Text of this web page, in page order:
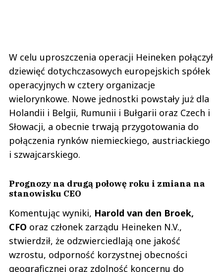
W celu uproszczenia operacji Heineken połączył
dziewięć dotychczasowych europejskich spółek
operacyjnych w cztery organizacje
wielorynkowe. Nowe jednostki powstały już dla
Holandii i Belgii, Rumunii i Bułgarii oraz Czech i
Słowacji, a obecnie trwają przygotowania do
połączenia rynków niemieckiego, austriackiego
i szwajcarskiego.
Prognozy na drugą połowę roku i zmiana na
stanowisku CEO
Komentując wyniki, Harold van den Broek,
CFO oraz członek zarządu Heineken N.V.,
stwierdził, że odzwierciedlają one jakość
wzrostu, odporność korzystnej obecności
geograficznej oraz zdolność koncernu do